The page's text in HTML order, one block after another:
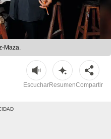
Maza.
EscucharResumenCompartir